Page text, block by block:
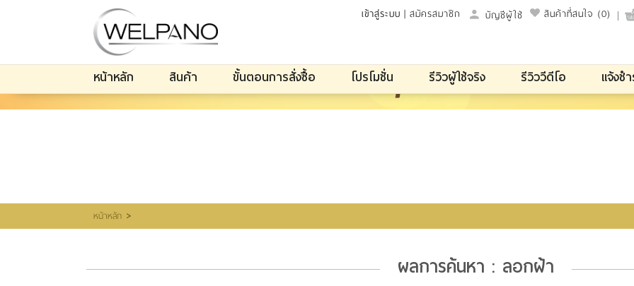
|
สมาชิก
สินค้าที่สนใจ(0)
รีวิววีดีโอ
เข้าสู่ระบบ | สมัครสมาชิก บัญชีผู้ใช้ สินค้าที่สนใจ (0)
หน้าหลัก สินค้า ขั้นตอนการสั่งซื้อ โปรโมชั่น รีวิวผู้ใช้จริง รีวิววีดีโอ แจ้งช
หน้าหลัก >
ผลการค้นหา : ลอกฝ้า